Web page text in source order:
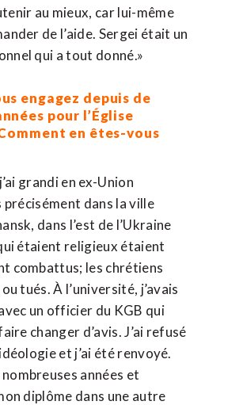
au mieux, car lui-même
de l’aide. Sergei était un
qui a tout donné.»
engagez depuis de
pour l’Église
en êtes-vous
grandi en ex-Union
dans la ville
dans l’est de l’Ukraine
étaient religieux étaient
combattus; les chrétiens
tués. À l’université, j’avais
un officier du KGB qui
changer d’avis. J’ai refusé
et j’ai été renvoyé.
années et
diplôme dans une autre